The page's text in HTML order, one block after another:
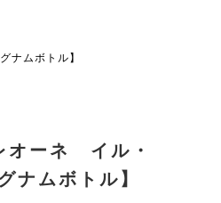
ムボトル】
オーネ イル・
ムボトル】